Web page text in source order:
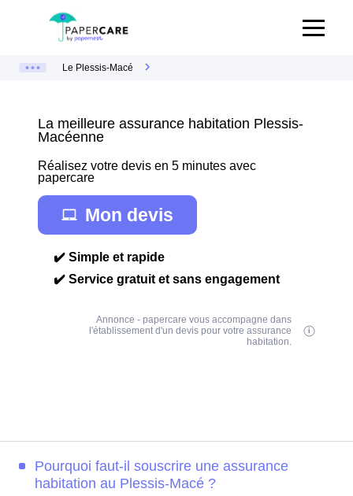
Le Plessis-Macé
La meilleure assurance habitation Plessis-
Macéenne
Réalisez votre devis en 5 minutes avec
papercare
Mon devis
✔️ Simple et rapide
✔️ Service gratuit et sans engagement
Annonce - papercare vous accompagne dans
l'établissement d'un devis pour votre assurance
habitation.
Pourquoi faut-il souscrire une assurance
habitation au Plessis-Macé ?